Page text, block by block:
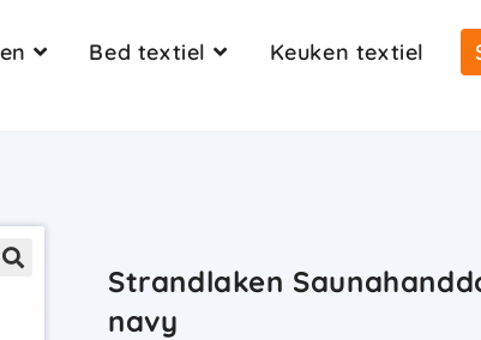
Bed textiel Keuken textiel
Strandlaken
navy